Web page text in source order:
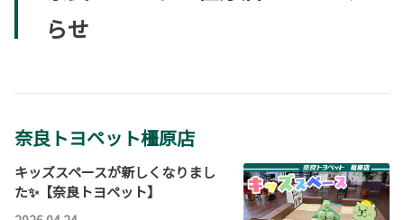
らせ
奈良トヨペット橿原店
キッズスペースが新しくなりまし
た✨【奈良トヨペット】